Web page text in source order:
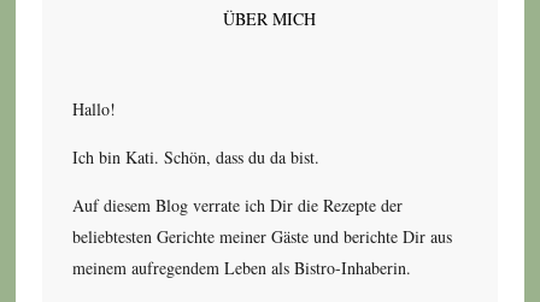
ÜBER MICH
Hallo!
Ich bin Kati. Schön, dass du da bist.
Auf diesem Blog verrate ich Dir die Rezepte der
beliebtesten Gerichte meiner Gäste und berichte Dir aus
meinem aufregendem Leben als Bistro-Inhaberin.